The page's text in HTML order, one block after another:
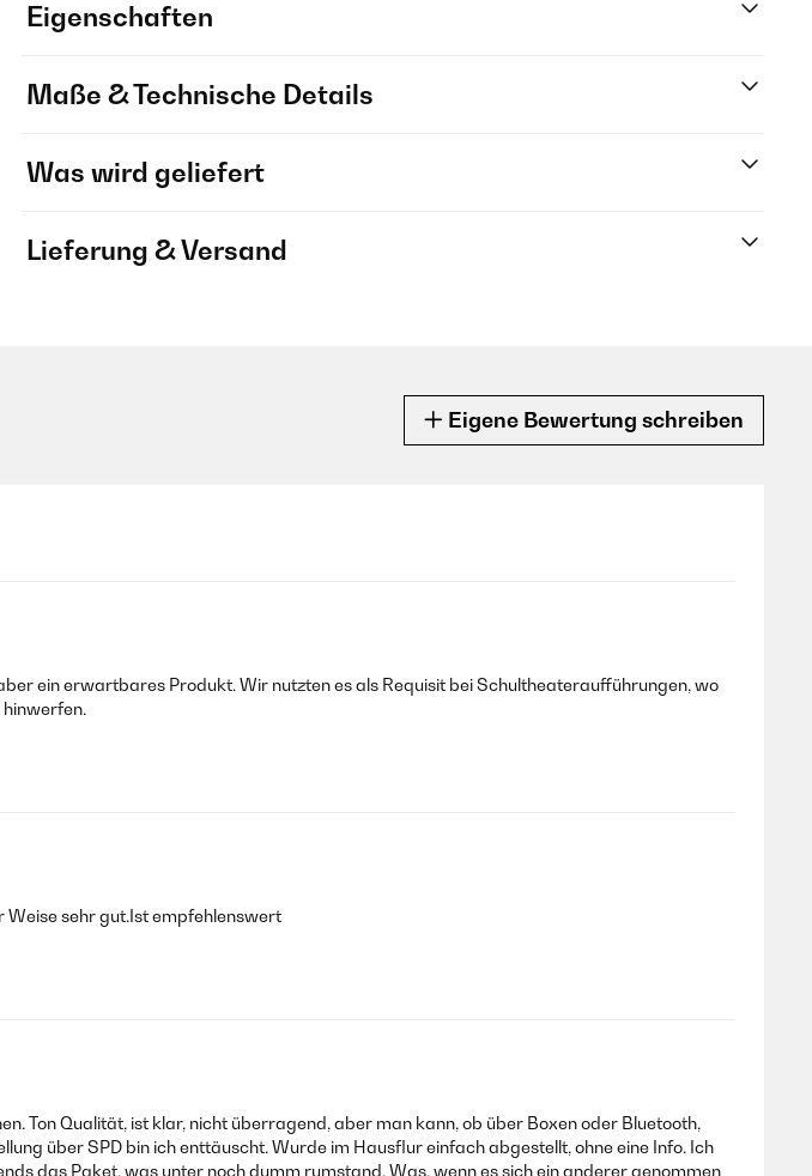
Eigenschaften
Maße & Technische Details
Was wird geliefert
Lieferung & Versand
Eigene Bewertung schreiben
ein erwartbares Produkt. Wir nutzten es als Requisit bei Schultheateraufführungen, wo
Weise sehr gut.Ist empfehlenswert
Ton Qualität, ist klar, nicht überragend, aber man kann, ob über Boxen oder Bluetooth,
über SPD bin ich enttäuscht. Wurde im Hausflur einfach abgestellt, ohne eine Info. Ich
das Paket, was unter noch dumm rumstand. Was, wenn es sich ein anderer genommen